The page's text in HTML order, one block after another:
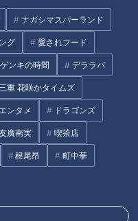
ナガシマスパーランド
グ 愛されフード
ゲンキの時間 デララバ
重 花咲かタイムズ
エンタメ ドラゴンズ
廣南実 喫茶店
根尾昂 町中華
の間で3回も市境を跨
倉市と千葉市花見川区が
された境界が現在まで引
市・佐倉市・千葉市花見
まったのではないか、と